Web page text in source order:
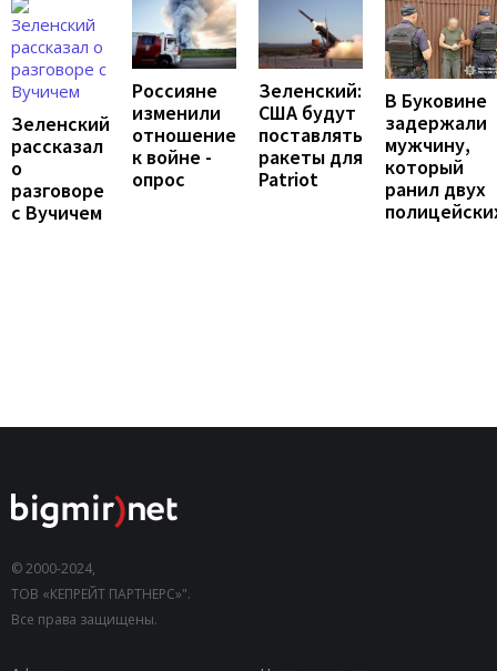
Зеленский
рассказал
о
разговоре
с Вучичем
Россияне
изменили
отношение
к войне -
опрос
Зеленский:
США будут
поставлять
ракеты для
Patriot
В Буковине
задержали
мужчину,
который
ранил двух
© 2000-2024,
ТОВ «КЕПРЕЙТ ПАРТНЕРС»".
Все права защищены.